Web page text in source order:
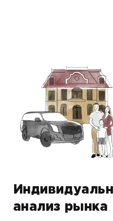
анализ рынка